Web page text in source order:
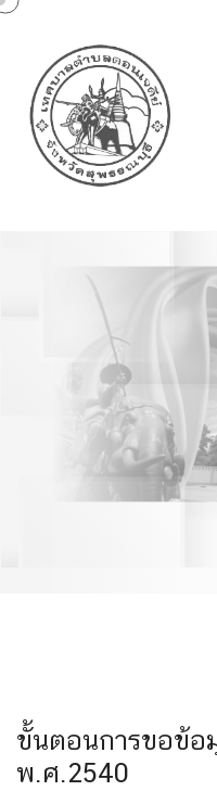
ขั้นตอนกา
ของราชกา
ขั้นตอนการขอข้อ
พ.ศ.2540